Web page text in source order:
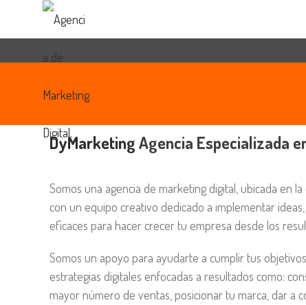
DyMarketingAgencia Especializada
Somos una agencia de marketing digital, ubicada en
con un equipo creativo dedicado a implementar
eficaces para hacer crecer tu empresa desde los
Somos un apoyo para ayudarte a cumplir tus
estrategias digitales enfocadas a resultados como:
mayor número de ventas, posicionar tu marca, dar a